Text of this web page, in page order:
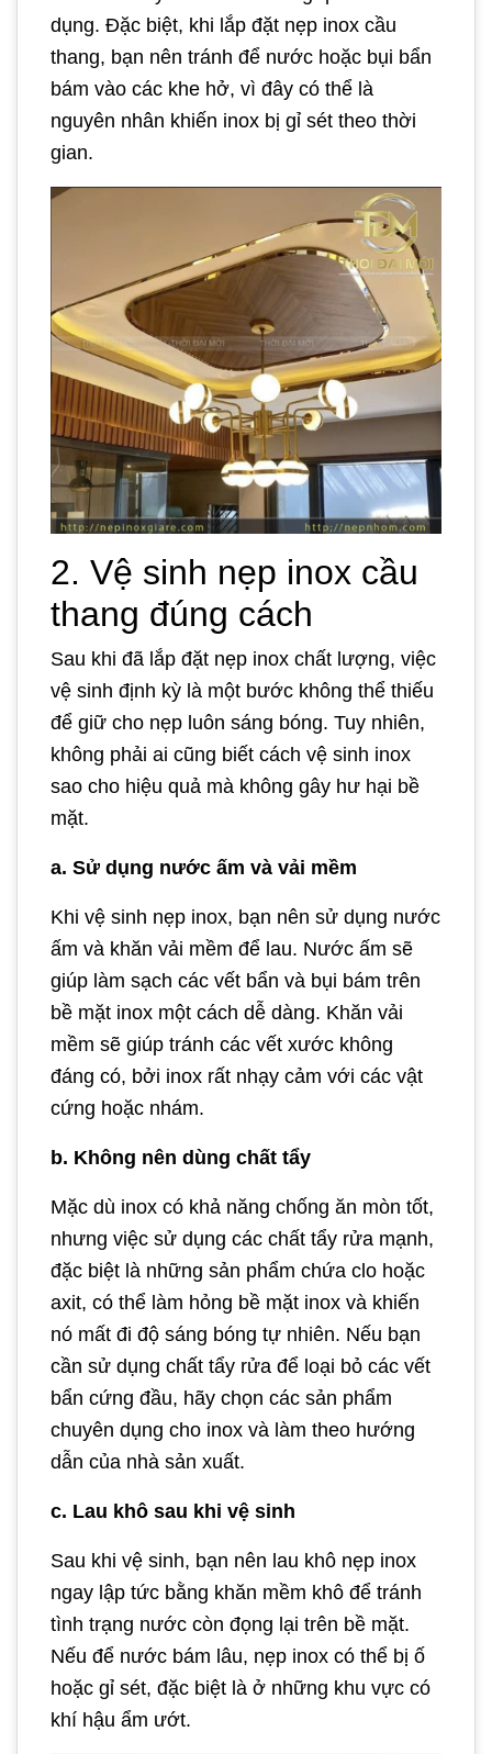
dụng. Đặc biệt, khi lắp đặt nẹp inox cầu
thang, bạn nên tránh để nước hoặc bụi bẩn
bám vào các khe hở, vì đây có thể là
nguyên nhân khiến inox bị gỉ sét theo thời
gian.
2. Vệ sinh nẹp inox cầu
thang đúng cách
Sau khi đã lắp đặt nẹp inox chất lượng, việc
vệ sinh định kỳ là một bước không thể thiếu
để giữ cho nẹp luôn sáng bóng. Tuy nhiên,
không phải ai cũng biết cách vệ sinh inox
sao cho hiệu quả mà không gây hư hại bề
mặt.
a. Sử dụng nước ấm và vải mềm
Khi vệ sinh nẹp inox, bạn nên sử dụng nước
ấm và khăn vải mềm để lau. Nước ấm sẽ
giúp làm sạch các vết bẩn và bụi bám trên
bề mặt inox một cách dễ dàng. Khăn vải
mềm sẽ giúp tránh các vết xước không
đáng có, bởi inox rất nhạy cảm với các vật
cứng hoặc nhám.
b. Không nên dùng chất tẩy
Mặc dù inox có khả năng chống ăn mòn tốt,
nhưng việc sử dụng các chất tẩy rửa mạnh,
đặc biệt là những sản phẩm chứa clo hoặc
axit, có thể làm hỏng bề mặt inox và khiến
nó mất đi độ sáng bóng tự nhiên. Nếu bạn
cần sử dụng chất tẩy rửa để loại bỏ các vết
bẩn cứng đầu, hãy chọn các sản phẩm
chuyên dụng cho inox và làm theo hướng
dẫn của nhà sản xuất.
c. Lau khô sau khi vệ sinh
Sau khi vệ sinh, bạn nên lau khô nẹp inox
ngay lập tức bằng khăn mềm khô để tránh
tình trạng nước còn đọng lại trên bề mặt.
Nếu để nước bám lâu, nẹp inox có thể bị ố
hoặc gỉ sét, đặc biệt là ở những khu vực có
khí hậu ẩm ướt.